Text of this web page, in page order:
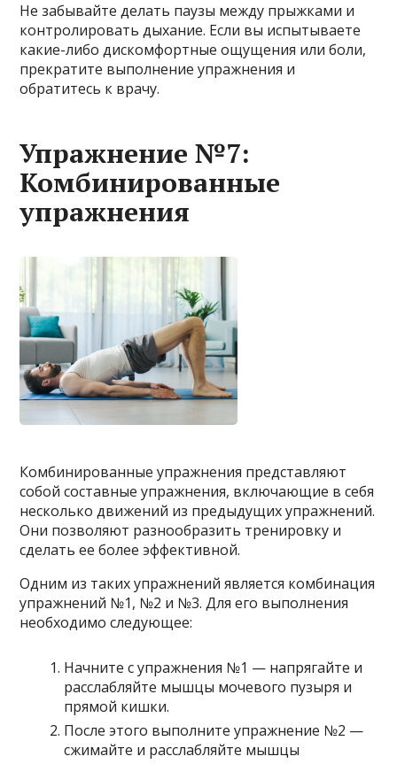
Не забывайте делать паузы между прыжками и
контролировать дыхание. Если вы испытываете
какие-либо дискомфортные ощущения или боли,
прекратите выполнение упражнения и
обратитесь к врачу.
Упражнение №7:
Комбинированные
упражнения
Комбинированные упражнения представляют
собой составные упражнения, включающие в себя
несколько движений из предыдущих упражнений.
Они позволяют разнообразить тренировку и
сделать ее более эффективной.
Одним из таких упражнений является комбинация
упражнений №1, №2 и №3. Для его выполнения
необходимо следующее:
Начните с упражнения №1 — напрягайте и
расслабляйте мышцы мочевого пузыря и
прямой кишки.
После этого выполните упражнение №2 —
сжимайте и расслабляйте мышцы